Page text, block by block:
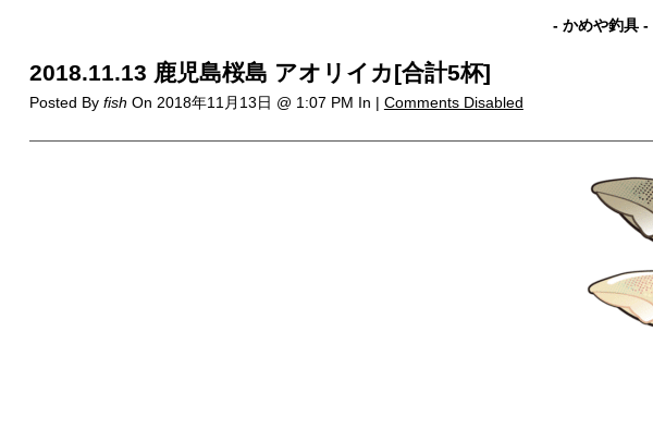
- かめや釣具 -
2018.11.13 鹿児島桜島 アオリイカ[合計5杯]
Posted By fish On 2018年11月13日 @ 1:07 PM In | Comments Disabled